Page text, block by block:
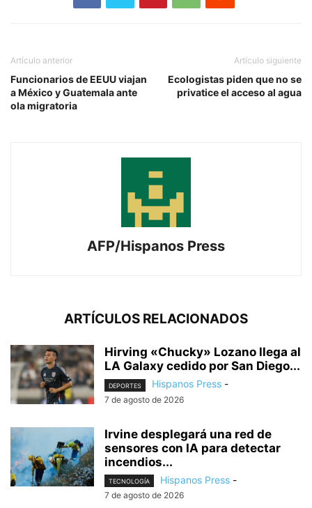
Artículo anterior
Funcionarios de EEUU viajan
a México y Guatemala ante
ola migratoria
Artículo siguiente
Ecologistas piden que no se
privatice el acceso al agua
AFP/Hispanos Press
ARTÍCULOS RELACIONADOS
Hirving «Chucky» Lozano llega al
LA Galaxy cedido por San Diego...
DEPORTES Hispanos Press -
7 de agosto de 2026
Irvine desplegará una red de
sensores con IA para detectar
incendios...
TECNOLOGÍA Hispanos Press -
7 de agosto de 2026